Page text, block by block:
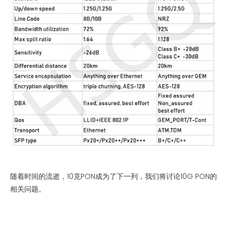
随着时间的流逝，10克PON成为了下一列，我们将讨论10G PON的
相关问题。